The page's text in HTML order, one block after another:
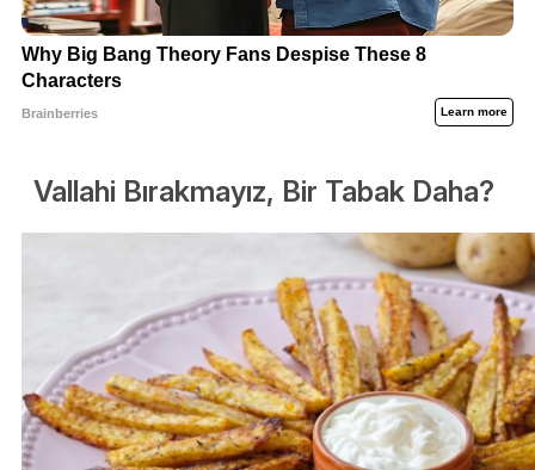
Vallahi Bırakmayız, Bir Tabak Daha?